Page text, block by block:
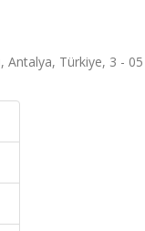
Antalya, Türkiye, 3 -